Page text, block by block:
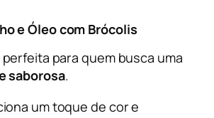
e Óleo com Brócolis
para quem busca uma
saborosa.
um toque de cor e